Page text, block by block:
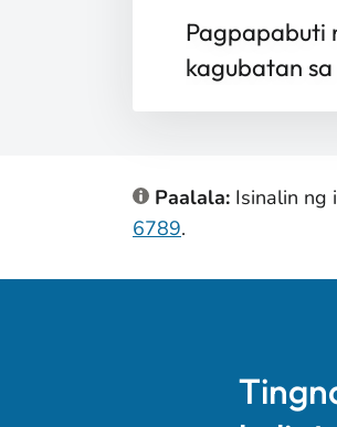
Pagpapabuti
kagubatan
Paalala: Isinalin ng
6789.